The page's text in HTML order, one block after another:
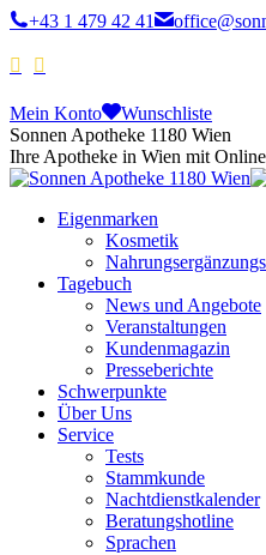
+43 1 479 42 41
Mein Konto
Wunschliste
Sonnen Apotheke 1180 Wien
Ihre Apotheke in Wien mit
Eigenmarken
Kosmetik
Tagebuch
News und Angebote
Veranstaltungen
Kundenmagazin
Presseberichte
Schwerpunkte
Über Uns
Service
Tests
Stammkunde
Nachtdienstkalender
Beratungshotline
Sprachen